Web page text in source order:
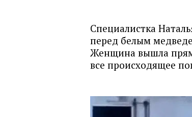
Специалистка
перед белым
Женщина вышла
все происходящее